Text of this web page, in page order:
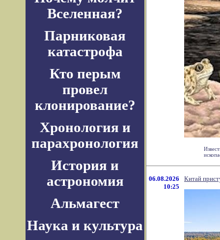
Вселенная?
Парниковая
катастрофа
Кто перым
провел
клонирование?
Хронология и
парахронология
История и
астрономия
Альмагест
Наука и культура
06.08.2026
10:25
Китай